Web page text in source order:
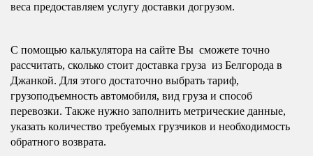
веса предоставляем услугу доставки догрузом.
С помощью калькулятора на сайте Вы сможете точно
рассчитать, сколько стоит доставка груза из Белгорода в
Джанкой. Для этого достаточно выбрать тариф,
грузоподъемность автомобиля, вид груза и способ
перевозки. Также нужно заполнить метрические данные,
указать количество требуемых грузчиков и необходимость
обратного возврата.